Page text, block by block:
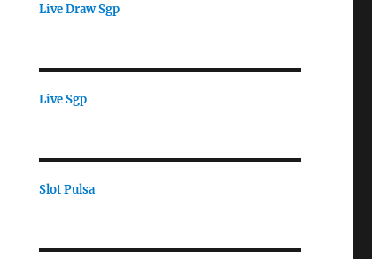
Live Draw Sgp
Live Sgp
Slot Pulsa